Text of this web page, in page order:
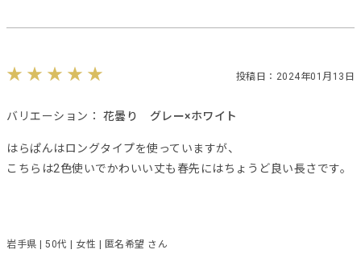
投稿日：2024年01月13日
バリエーション： 花曇り グレー×ホワイト
はらぱんはロングタイプを使っていますが、
こちらは2色使いでかわいい丈も春先にはちょうど良い長さです。
岩手県 | 50代 | 女性 | 匿名希望 さん